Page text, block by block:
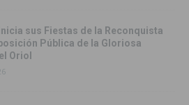
sus Fiestas de la Reconquista
Pública de la Gloriosa
Oriol